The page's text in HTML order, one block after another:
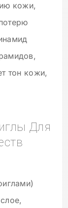
кожи,
тон кожи,
Для